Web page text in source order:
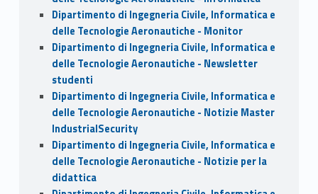
Dipartimento di Ingegneria Civile, Informatica e
delle Tecnologie Aeronautiche - Monitor
Dipartimento di Ingegneria Civile, Informatica e
delle Tecnologie Aeronautiche - Newsletter
studenti
Dipartimento di Ingegneria Civile, Informatica e
delle Tecnologie Aeronautiche - Notizie Master
IndustrialSecurity
Dipartimento di Ingegneria Civile, Informatica e
delle Tecnologie Aeronautiche - Notizie per la
didattica